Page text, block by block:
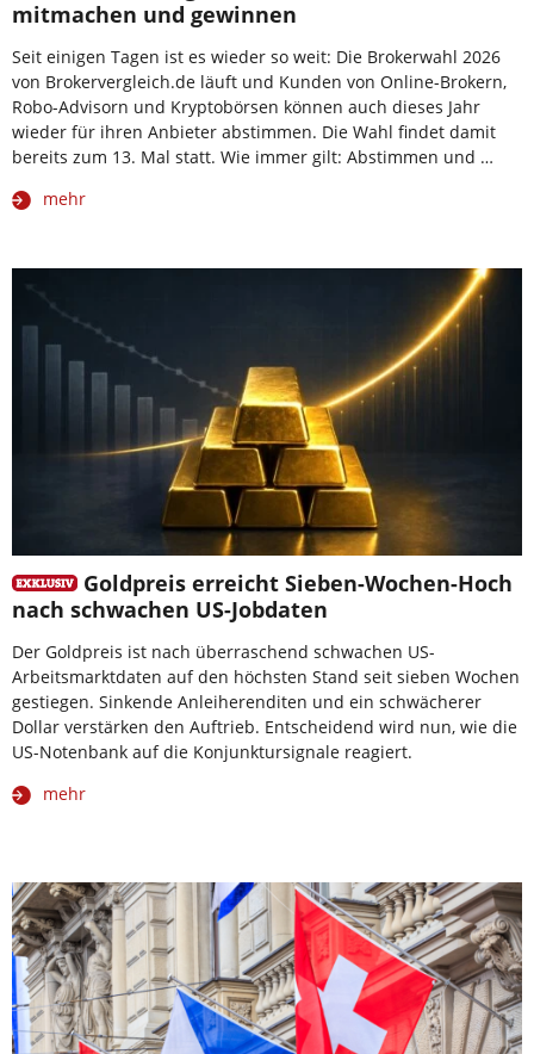
mitmachen und gewinnen
Seit einigen Tagen ist es wieder so weit: Die Brokerwahl 2026
von Brokervergleich.de läuft und Kunden von Online-Brokern,
Robo-Advisorn und Kryptobörsen können auch dieses Jahr
wieder für ihren Anbieter abstimmen. Die Wahl findet damit
bereits zum 13. Mal statt. Wie immer gilt: Abstimmen und …
mehr
Goldpreis erreicht Sieben-Wochen-Hoch
nach schwachen US-Jobdaten
Der Goldpreis ist nach überraschend schwachen US-
Arbeitsmarktdaten auf den höchsten Stand seit sieben Wochen
gestiegen. Sinkende Anleiherenditen und ein schwächerer
Dollar verstärken den Auftrieb. Entscheidend wird nun, wie die
US-Notenbank auf die Konjunktursignale reagiert.
mehr